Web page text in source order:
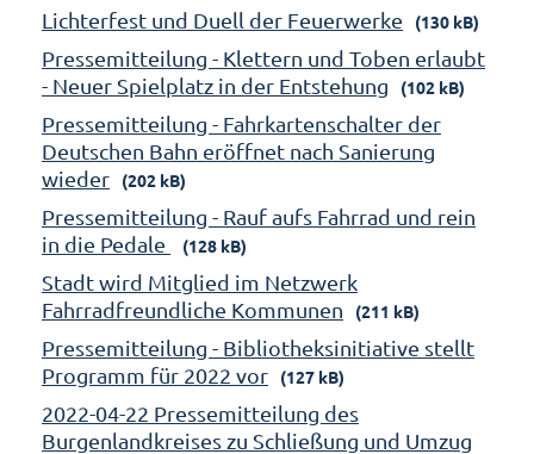
Lichterfest und Duell der Feuerwerke (130 kB)
Pressemitteilung - Klettern und Toben erlaubt
- Neuer Spielplatz in der Entstehung
(102 kB)
Pressemitteilung - Fahrkartenschalter der
Deutschen Bahn eröffnet nach Sanierung
wieder
(202 kB)
Pressemitteilung - Rauf aufs Fahrrad und rein
in die Pedale
(128 kB)
Stadt wird Mitglied im Netzwerk
Fahrradfreundliche Kommunen
(211 kB)
Pressemitteilung - Bibliotheksinitiative stellt
Programm für 2022 vor
(127 kB)
2022-04-22 Pressemitteilung des
Burgenlandkreises zu Schließung und Umzug